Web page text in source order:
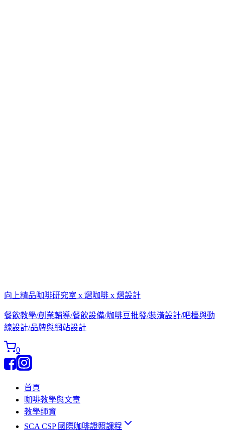
向上精品咖啡研究室 x 熠咖啡 x 熠設計
餐飲教學/創業輔導/餐飲設備/咖啡豆批發/裝潢設計/吧檯與動
線設計/品牌與網站設計
0
首頁
咖啡教學與文章
教學師資
SCA CSP 國際咖啡證照課程